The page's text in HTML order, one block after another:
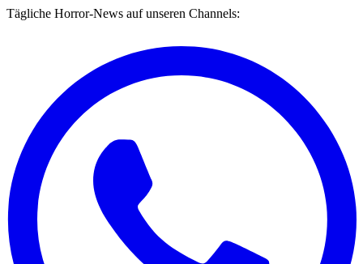
Tägliche Horror-News auf unseren Channels: